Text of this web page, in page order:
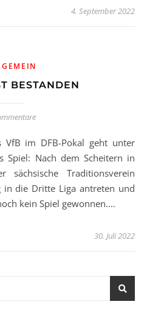
4. September 2022
BESTANDEN
Spiel: Nach dem Scheitern in
sächsische Traditionsverein
in die Dritte Liga antreten und
kein Spiel gewonnen.…
30. Juli 2022